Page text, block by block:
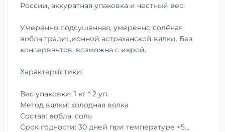
России, аккуратная упаковка и честный вес.
Умеренно подсушенная, умеренно солёная
вобла традиционной астраханской вялки. Без
консервантов, возможна с икрой.
Характеристики:
Вес упаковки: 1 кг * 2 уп.
Метод вялки: холодная вялка
Состав: вобла, соль
Срок годности: 30 дней при температуре +5…